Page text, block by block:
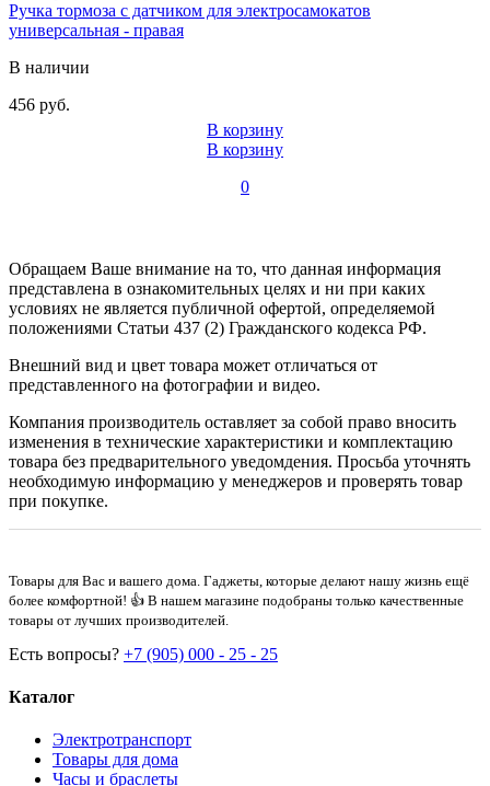
Ручка тормоза с датчиком для электросамокатов
универсальная - правая
В наличии
456 руб.
В корзину
В корзину
0
Обращаем Ваше внимание на то, что данная информация
представлена в ознакомительных целях и ни при каких
условиях не является публичной офертой, определяемой
положениями Статьи 437 (2) Гражданского кодекса РФ.
Внешний вид и цвет товара может отличаться от
представленного на фотографии и видео.
Компания производитель оставляет за собой право вносить
изменения в технические характеристики и комплектацию
товара без предварительного уведомдения. Просьба уточнять
необходимую информацию у менеджеров и проверять товар
при покупке.
Товары для Вас и вашего дома. Гаджеты, которые делают нашу жизнь ещё
более комфортной! 👍 В нашем магазине подобраны только качественные
товары от лучших производителей.
Есть вопросы? +7 (905) 000 - 25 - 25
Каталог
Электротранспорт
Товары для дома
Часы и браслеты